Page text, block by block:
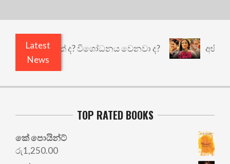
Latest
News
කුඩු නැත් ද? විශෝධනය වෙනවා ද? අභිසාරී:
TOP RATED BOOKS
කේ පොයින්ට්
රු1,250.00